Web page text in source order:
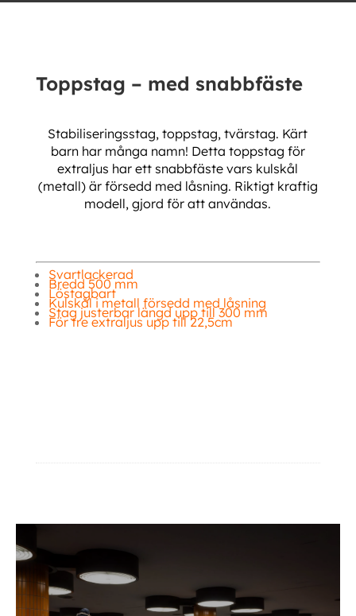
Toppstag – med snabbfäste
Stabiliseringsstag, toppstag, tvärstag. Kärt
barn har många namn! Detta toppstag för
extraljus har ett snabbfäste vars kulskål
(metall) är försedd med låsning. Riktigt kraftig
modell, gjord för att användas.
Svartlackerad
Bredd 500 mm
Löstagbart
Kulskål i metall försedd med låsning
Stag justerbar längd upp till 300 mm
För tre extraljus upp till 22,5cm